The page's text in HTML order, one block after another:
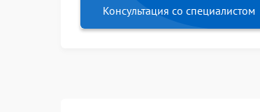
Консультация со специалистом